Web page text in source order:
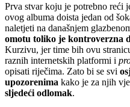
Prva stvar koju je potrebno reći
ovog albuma doista jedan od
naletjeti na današnjem
omotu toliko je kontroverzna
Kurzivu, jer time bih ovu
raznih internetskih platformi i
opisati riječima. Zato bi se svi
upozorenima kako je za njih
sljedeći odlomak.